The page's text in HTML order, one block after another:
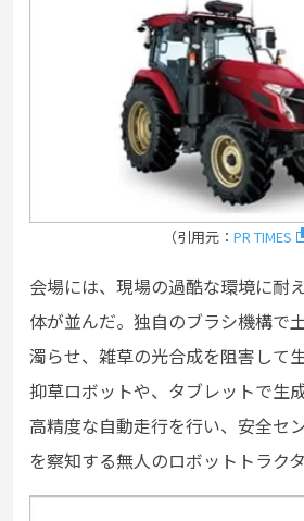
（引用元： PR TIMES
会場には、現場の過酷な環境に耐
体が並んだ。独自のブラシ機構で
濁らせ、雑草の光合成を阻害して
抑草ロボットや、タブレットで生
高精度な自動走行を行い、安全セ
を察知する無人のロボットトラク